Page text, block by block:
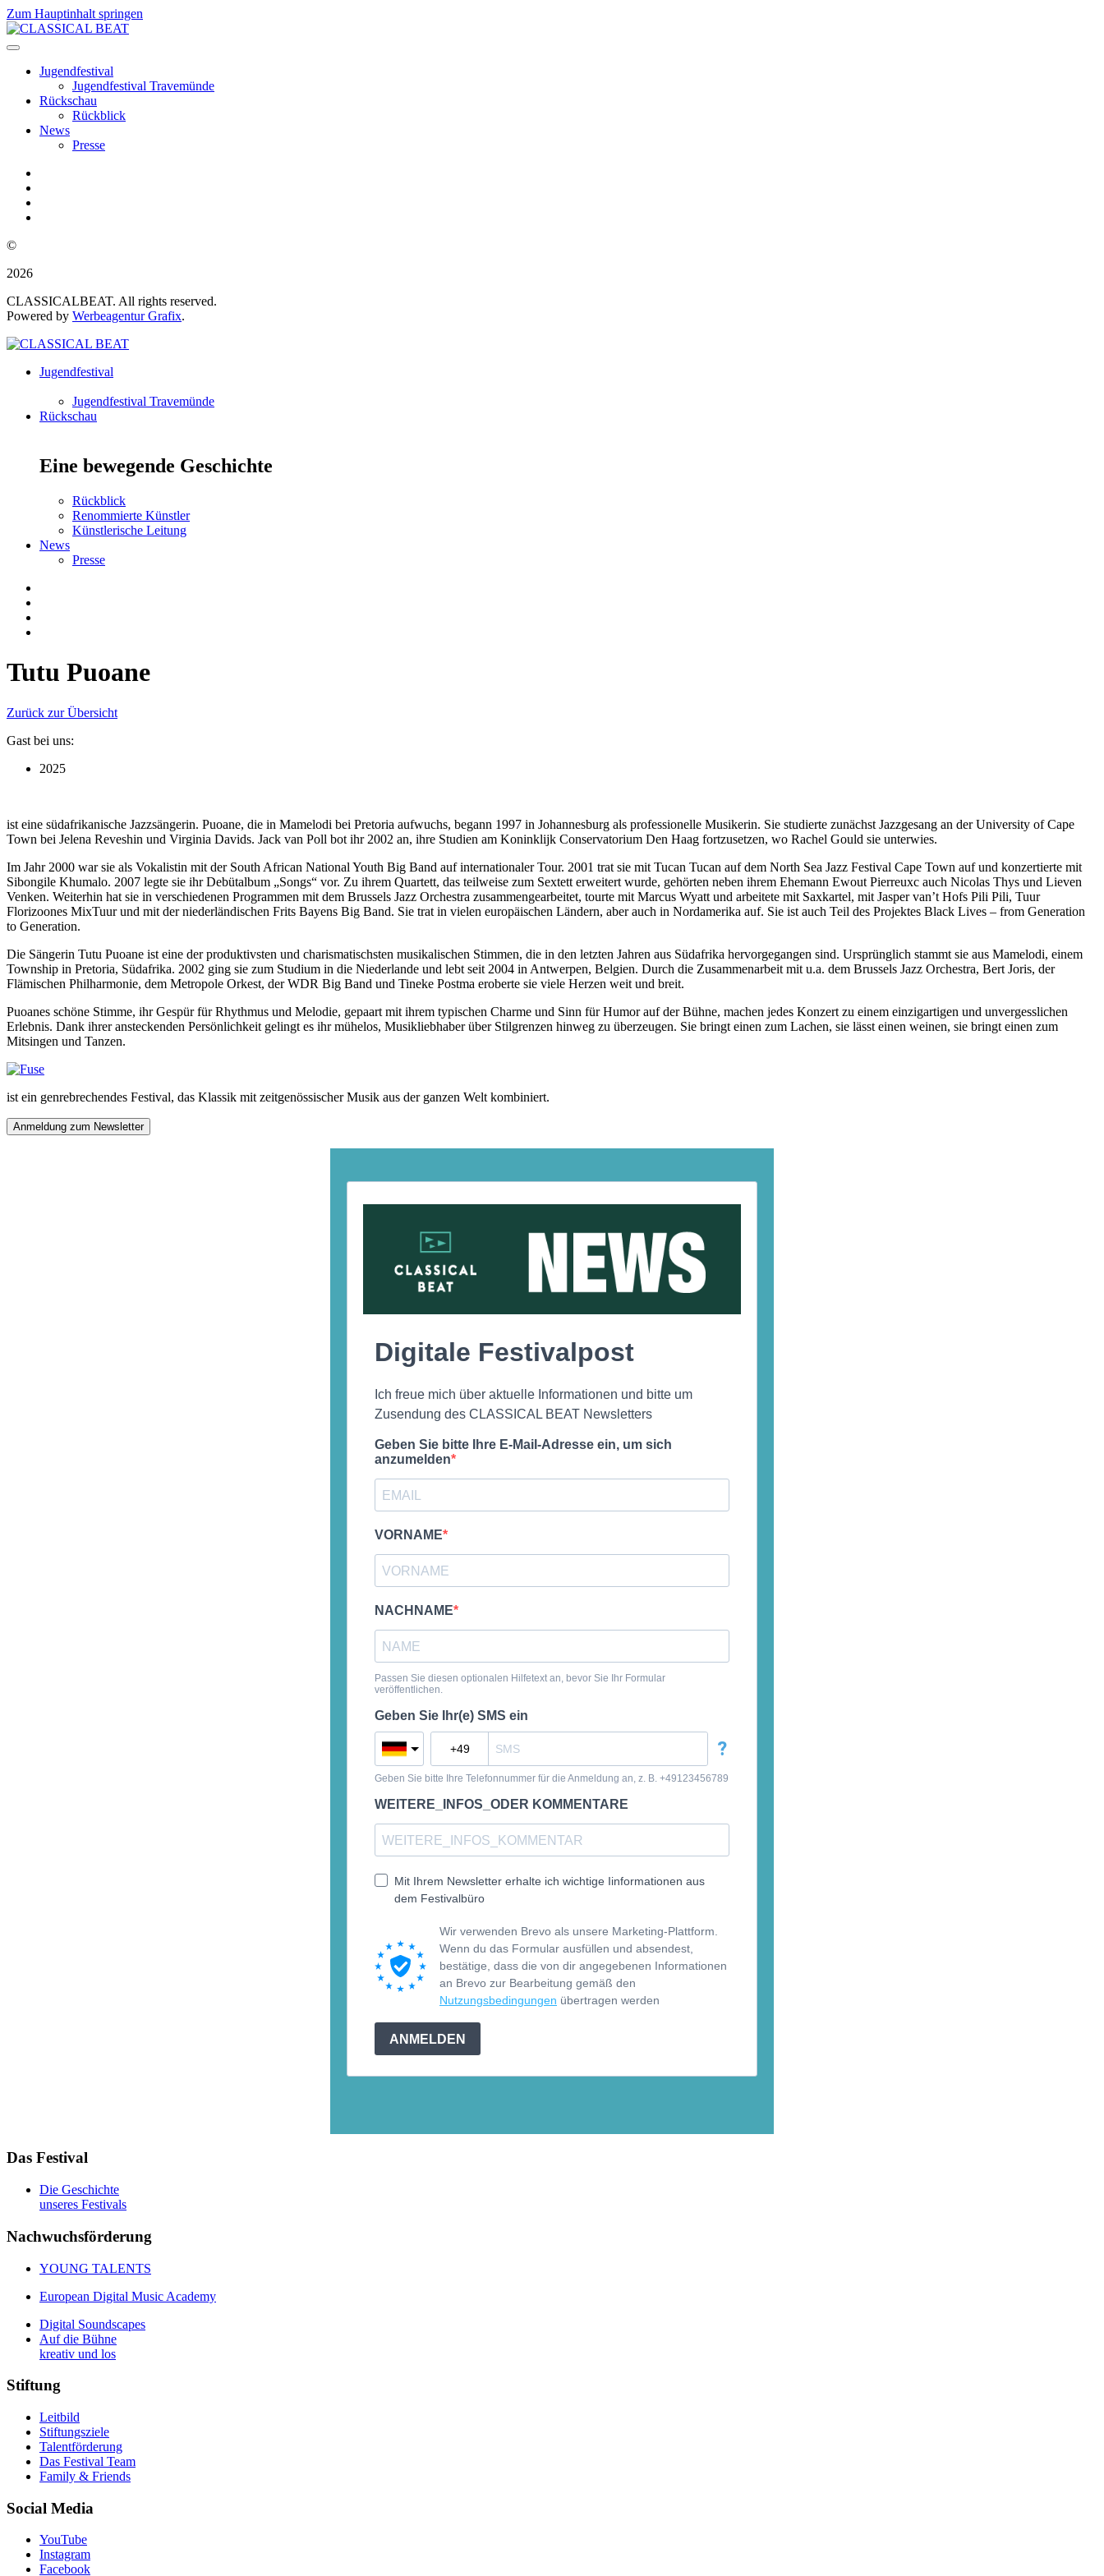
Zum Hauptinhalt springen
Jugendfestival
Jugendfestival Travemünde
Rückschau
Rückblick
News
Presse
©
2026
CLASSICALBEAT. All rights reserved.
Powered by Werbeagentur Grafix.
Jugendfestival
Jugendfestival Travemünde
Rückschau
Eine bewegende Geschichte
Rückblick
Renommierte Künstler
Künstlerische Leitung
News
Presse
Tutu Puoane
Zurück zur Übersicht
Gast bei uns:
2025
ist eine südafrikanische Jazzsängerin. Puoane, die in Mamelodi bei Pretoria aufwuchs, begann 1997 in Johannesburg als professionelle Musikerin. Sie studierte zunächst Jazzgesang an der University of Cape
Town bei Jelena Reveshin und Virginia Davids. Jack van Poll bot ihr 2002 an, ihre Studien am Koninklijk Conservatorium Den Haag fortzusetzen, wo Rachel Gould sie unterwies.
Im Jahr 2000 war sie als Vokalistin mit der South African National Youth Big Band auf internationaler Tour. 2001 trat sie mit Tucan Tucan auf dem North Sea Jazz Festival Cape Town auf und konzertierte mit
Sibongile Khumalo. 2007 legte sie ihr Debütalbum „Songs“ vor. Zu ihrem Quartett, das teilweise zum Sextett erweitert wurde, gehörten neben ihrem Ehemann Ewout Pierreuxc auch Nicolas Thys und Lieven
Venken. Weiterhin hat sie in verschiedenen Programmen mit dem Brussels Jazz Orchestra zusammengearbeitet, tourte mit Marcus Wyatt und arbeitete mit Saxkartel, mit Jasper van’t Hofs Pili Pili, Tuur
Florizoones MixTuur und mit der niederländischen Frits Bayens Big Band. Sie trat in vielen europäischen Ländern, aber auch in Nordamerika auf. Sie ist auch Teil des Projektes Black Lives – from Generation
to Generation.
Die Sängerin Tutu Puoane ist eine der produktivsten und charismatischsten musikalischen Stimmen, die in den letzten Jahren aus Südafrika hervorgegangen sind. Ursprünglich stammt sie aus Mamelodi, einem
Township in Pretoria, Südafrika. 2002 ging sie zum Studium in die Niederlande und lebt seit 2004 in Antwerpen, Belgien. Durch die Zusammenarbeit mit u.a. dem Brussels Jazz Orchestra, Bert Joris, der
Flämischen Philharmonie, dem Metropole Orkest, der WDR Big Band und Tineke Postma eroberte sie viele Herzen weit und breit.
Puoanes schöne Stimme, ihr Gespür für Rhythmus und Melodie, gepaart mit ihrem typischen Charme und Sinn für Humor auf der Bühne, machen jedes Konzert zu einem einzigartigen und unvergesslichen
Erlebnis. Dank ihrer ansteckenden Persönlichkeit gelingt es ihr mühelos, Musikliebhaber über Stilgrenzen hinweg zu überzeugen. Sie bringt einen zum Lachen, sie lässt einen weinen, sie bringt einen zum
Mitsingen und Tanzen.
ist ein genrebrechendes Festival, das Klassik mit zeitgenössischer Musik aus der ganzen Welt kombiniert.
Anmeldung zum Newsletter
Das Festival
Die Geschichte
unseres Festivals
Nachwuchsförderung
YOUNG TALENTS
European Digital Music Academy
Digital Soundscapes
Auf die Bühne
kreativ und los
Stiftung
Leitbild
Stiftungsziele
Talentförderung
Das Festival Team
Family & Friends
Social Media
YouTube
Instagram
Facebook